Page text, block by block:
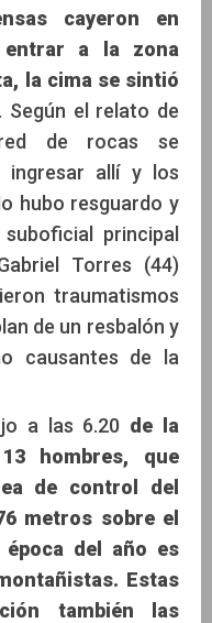
cayeron en
entrar a la zona
la cima se sintió
el relato de
de rocas se
ingresar allí y los
hubo resguardo y
principal
Torres (44)
traumatismos
de un resbalón y
causantes de la
a las 6.20 de la
hombres, que
de control del
metros sobre el
del año es
Estas
también las